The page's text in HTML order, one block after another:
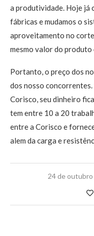
a produtividade. Hoje já
fábricas e mudamos o
aproveitamento no
mesmo valor do
Portanto, o preço dos
dos nosso concorrentes.
Corisco, seu dinheiro
tem entre 10 a 20
entre a Corisco e
alem da carga e
24 de